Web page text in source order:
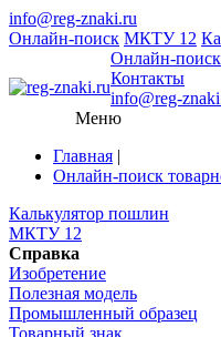
info@reg-znaki.ru
Онлайн-поиск МКТУ 12
Онлайн-поиск
Контакты
info@reg-
Меню
Главная |
Онлайн-поиск
Калькулятор пошлин
МКТУ 12
Справка
Изобретение
Полезная модель
Промышленный образец
Товарный знак